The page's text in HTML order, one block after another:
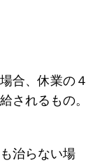
合、休業の４
されるもの。
治らない場